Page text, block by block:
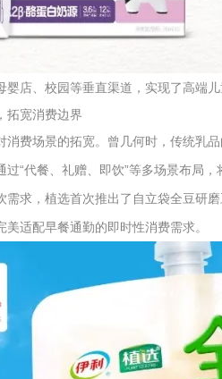
婴店、校园等垂直渠道，实现了高端
拓宽消费边界
消费场景的拓宽。曾几何时，传统乳
过“代餐、礼赠、即饮”等多场景布局
需求，植选首次推出了自立袋全豆研
适配早餐通勤的即时性消费需求。